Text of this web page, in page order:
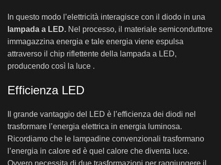
In questo modo l’elettricità interagisce con il diodo in una
lampada a LED. Nel processo, il materiale semiconduttore
immagazzina energia e tale energia viene espulsa
attraverso il chip riflettente della lampada a LED,
producendo così la luce .
Efficienza LED
Il grande vantaggio del LED è l’efficienza dei diodi nel
trasformare l’energia elettrica in energia luminosa.
Ricordiamo che le lampadine convenzionali trasformano
l’energia in calore ed è quel calore che diventa luce.
Ovvero necessita di due trasformazioni per raggiungere il